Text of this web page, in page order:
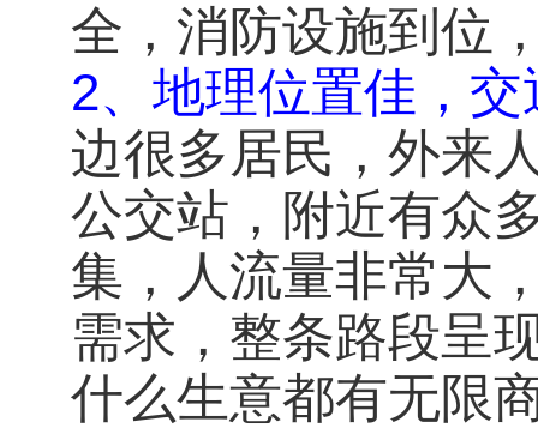
全，消防设施到位
2、地理位置佳，
边很多居民，外来
公交站，附近有众
集，人流量非常大
需求，整条路段呈
什么生意都有无限